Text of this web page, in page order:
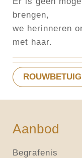
brengen,
we herinneren
met haar.
Aanbod
Begrafenis